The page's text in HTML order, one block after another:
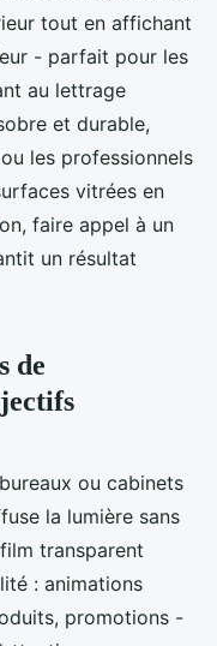
tout en affichant
- parfait pour les
au lettrage
et durable,
les professionnels
vitrées en
faire appel à un
un résultat
de
ou cabinets
la lumière sans
transparent
: animations
promotions -